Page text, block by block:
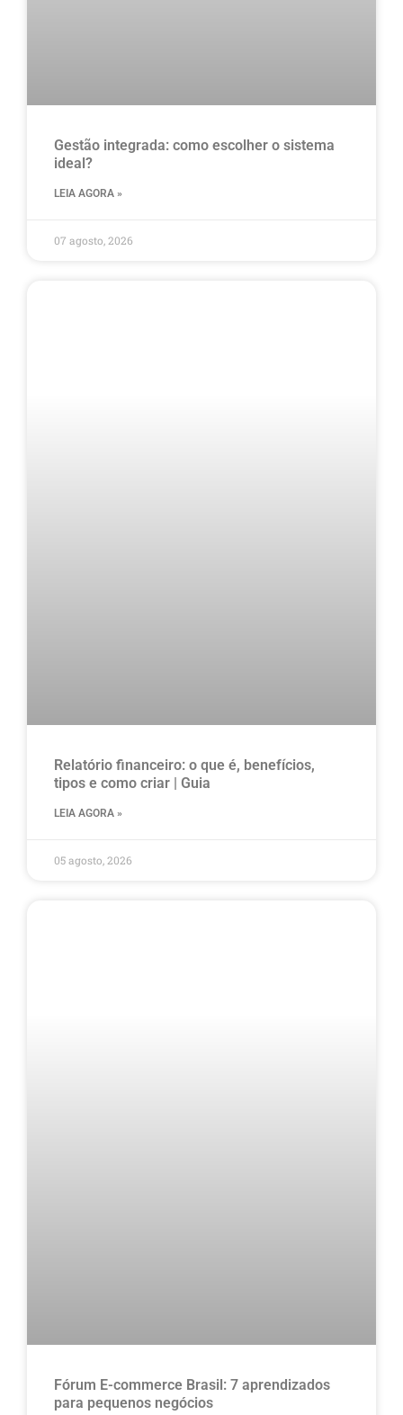
Gestão integrada: como escolher o sistema
ideal?
LEIA AGORA »
07 agosto, 2026
Relatório financeiro: o que é, benefícios,
tipos e como criar | Guia
LEIA AGORA »
05 agosto, 2026
Fórum E-commerce Brasil: 7 aprendizados
para pequenos negócios